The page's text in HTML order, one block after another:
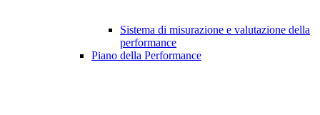
Sistema di misurazione e valutazione della
performance
Piano della Performance